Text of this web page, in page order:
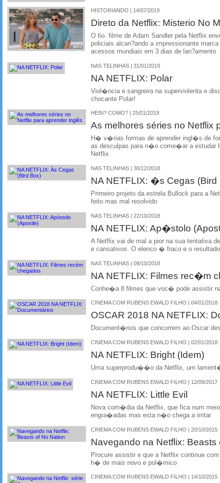
HISTORIANDO | 14/07/2019
Direto da Netflix: Misterio No
O 6o. filme de Adam Sandler pela Netflix
policiais alcan?ando a impressionante
acessos mundiais em 3 dias de lan?amento
NAS TELINHAS | 31/01/2019
NA NETFLIX: Polar
Viol�ncia e sangreira na superviolenta e
chocante Polar!
HEIN? COMO? | 25/01/2019
As melhores séries no Netflix
H� v�rias formas de aprender ingl�s de
as desculpas para n�o come�ar a
Netflix
NAS TELINHAS | 30/12/2018
NA NETFLIX: �s Cegas (Bird
Primeiro projeto da estrela Bullock para a
feito mas mal resolvido
NAS TELINHAS | 22/10/2018
NA NETFLIX: Ap�stolo
A Netflix vai de mal a pior na sua tentativa
e cansativos. O elenco � fraco e o
NAS TELINHAS | 09/10/2018
NA NETFLIX: Filmes rec�m
Conhe�a 8 filmes que voc� pode assistir
CINEMA COM RUBENS EWALD FILHO | 04/01/2018
OSCAR 2018 NA NETFLIX:
Document�rios que concorrem ao Oscar
CINEMA COM RUBENS EWALD FILHO | 02/01/2018
NA NETFLIX: Bright (Idem)
Uma superprodu��o da Netflix, um
CINEMA COM RUBENS EWALD FILHO | 12/09/2017
NA NETFLIX: Little Evil
Nova com�dia da Netflix, que fica num
engra�adas mas esta n�o chega a irritar
CINEMA COM RUBENS EWALD FILHO | 20/10/2015
Navegando na Netflix: Beasts
Procure assistir e que a Netflix continue
h� de mais novo e pol�mico
CINEMA COM RUBENS EWALD FILHO | 14/10/2015